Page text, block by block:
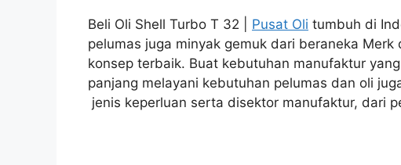
Beli Oli Shell Turbo T 32 | Pusat Oli tumbuh di
pelumas juga minyak gemuk dari beraneka Merk
konsep terbaik. Buat kebutuhan manufaktur
panjang melayani kebutuhan pelumas dan oli
jenis keperluan serta disektor manufaktur, dari